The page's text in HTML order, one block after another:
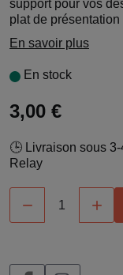
support pour vos
plat de
En savoir plus
En stock
3,00 €
🕒 Livraison sous
Relay
 